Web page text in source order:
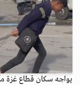
يواجه سكان قطاع غزة